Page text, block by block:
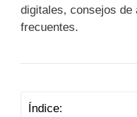
digitales, consejos de
frecuentes.
Índice: